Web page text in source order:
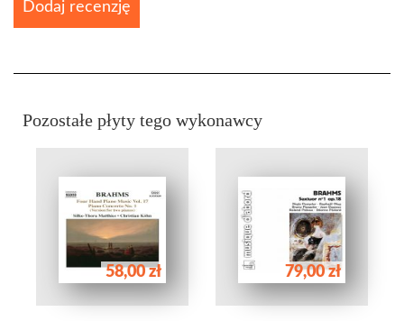
Dodaj recenzję
Pozostałe płyty tego wykonawcy
58,00 zł 79,00 zł